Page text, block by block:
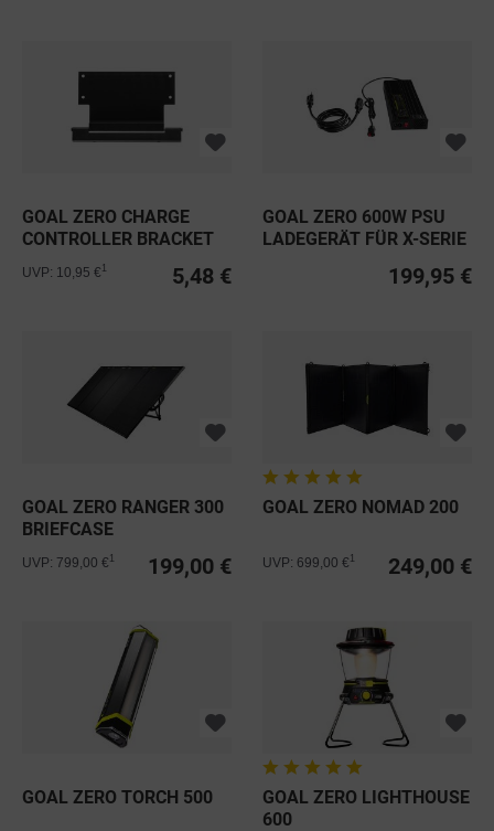
GOAL ZERO CHARGE
CONTROLLER BRACKET
FÜR BOULDER...
5,48 €
UVP: 10,95 € 1
GOAL ZERO 600W PSU
LADEGERÄT FÜR X-SERIE
199,95 €
GOAL ZERO RANGER 300
BRIEFCASE
199,00 €
UVP: 799,00 € 1
GOAL ZERO NOMAD 200
249,00 €
UVP: 699,00 € 1
GOAL ZERO TORCH 500
GOAL ZERO LIGHTHOUSE
600